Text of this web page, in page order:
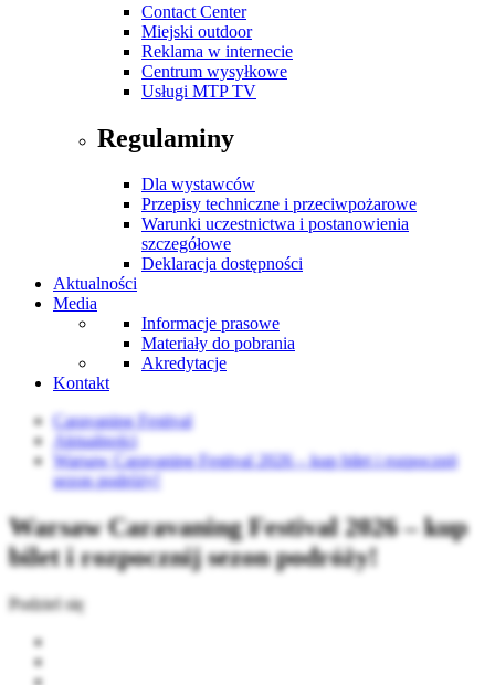
Contact Center
Miejski outdoor
Reklama w internecie
Centrum wysyłkowe
Usługi MTP TV
Regulaminy
Dla wystawców
Przepisy techniczne i przeciwpożarowe
Warunki uczestnictwa i postanowienia
szczegółowe
Deklaracja dostępności
Aktualności
Media
Informacje prasowe
Materiały do pobrania
Akredytacje
Kontakt
Caravaning Festival
Aktualności
Warsaw Caravaning Festival 2026 – kup bilet i rozpocznij
sezon podróży!
Warsaw Caravaning Festival 2026 – kup
bilet i rozpocznij sezon podróży!
Podziel się